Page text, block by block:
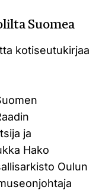
Suomea
kotiseutukirjaa
ja
Hako
Oulun